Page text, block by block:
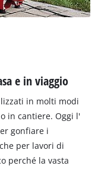
e in viaggio
in molti modi
in cantiere. Oggi l'
gonfiare i
per lavori di
perché la vasta